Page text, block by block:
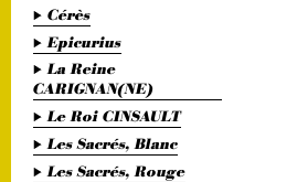
Cérès
Epicurius
La Reine
CARIGNAN(NE)
Le Roi CINSAULT
Les Sacrés, Blanc
Les Sacrés, Rouge